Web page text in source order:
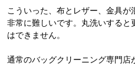
こういった、布とレザー、金具
非常に難しいです。丸洗いすると
はできません。
通常のバッグクリーニング専門店